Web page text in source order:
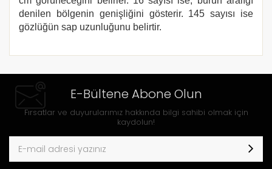
denilen bölgenin genişliğini gösterir. 145 sayısı ise
gözlüğün sap uzunluğunu belirtir.
E-Bültene Abone Olun
Fırsatlar ve duyurularımız hakkında bilgi sahibi olmak için
kaydolun!